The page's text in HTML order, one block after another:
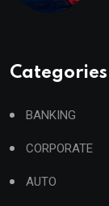
Categories
BANKING
CORPORATE
AUTO